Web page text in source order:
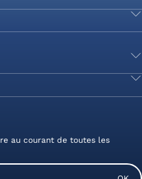
au courant de toutes les